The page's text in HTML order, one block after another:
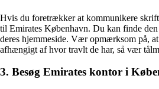
Hvis du foretrækker at kommunikere
til Emirates København. Du kan finde den
deres hjemmeside. Vær opmærksom på,
afhængigt af hvor travlt de har, så vær
3. Besøg Emirates kontor i